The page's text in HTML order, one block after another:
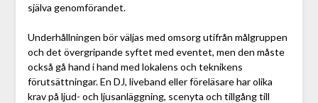
själva genomförandet.
Underhållningen bör väljas med omsorg utifrån målgruppen
och det övergripande syftet med eventet, men den måste
också gå hand i hand med lokalens och teknikens
förutsättningar. En DJ, liveband eller föreläsare har olika
krav på ljud- och ljusanläggning, scenyta och tillgång till